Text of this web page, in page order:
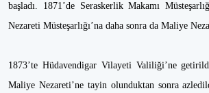
başladı. 1871’de Seraskerlik Makamı
Nezareti Müsteşarlığı’na daha sonra da Maliye
1873’te Hüdavendigar Vilayeti Valiliği’ne
Maliye Nezareti’ne tayin olunduktan sonra